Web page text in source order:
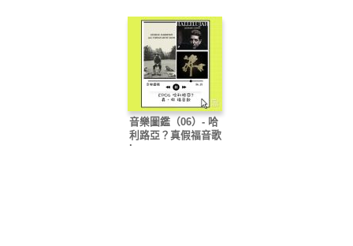
音樂圖鑑（06）- 哈
利路亞？真假福音歌
I